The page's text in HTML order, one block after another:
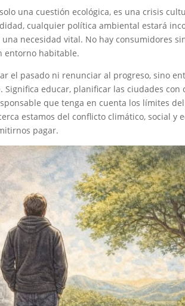
una cuestión ecológica, es una crisis
cualquier política ambiental estará
necesidad vital. No hay consumidores
entorno habitable.
el pasado ni renunciar al progreso, sino
educar, planificar las ciudades con
que tenga en cuenta los límites
estamos del conflicto climático, social y
pagar.